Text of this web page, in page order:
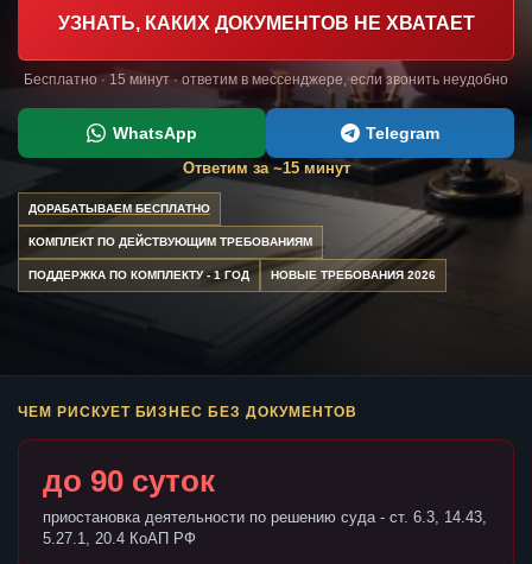
УЗНАТЬ, КАКИХ ДОКУМЕНТОВ НЕ ХВАТАЕТ
Бесплатно · 15 минут · ответим в мессенджере, если звонить неудобно
WhatsApp Telegram
Ответим за ~15 минут
ДОРАБАТЫВАЕМ БЕСПЛАТНО
КОМПЛЕКТ ПО ДЕЙСТВУЮЩИМ ТРЕБОВАНИЯМ
ПОДДЕРЖКА ПО КОМПЛЕКТУ - 1 ГОД НОВЫЕ ТРЕБОВАНИЯ 2026
ЧЕМ РИСКУЕТ БИЗНЕС БЕЗ ДОКУМЕНТОВ
до 90 суток
приостановка деятельности по решению суда - ст. 6.3, 14.43,
5.27.1, 20.4 КоАП РФ